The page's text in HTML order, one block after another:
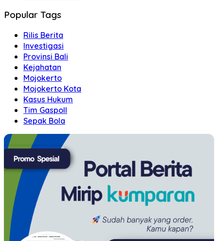
Popular Tags
Rilis Berita
Investigasi
Provinsi Bali
Kejahatan
Mojokerto
Mojokerto Kota
Kasus Hukum
Tim Gaspoll
Sepak Bola